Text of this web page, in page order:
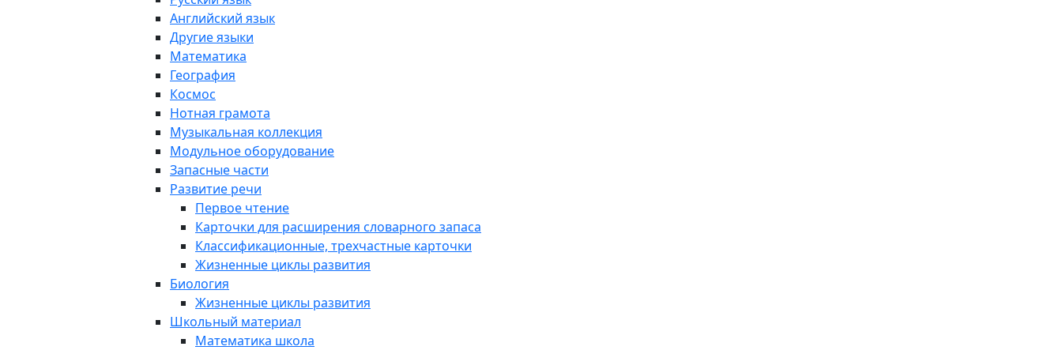
Английский язык
Другие языки
Математика
География
Космос
Нотная грамота
Музыкальная коллекция
Модульное оборудование
Запасные части
Развитие речи
Первое чтение
Карточки для расширения словарного запаса
Классификационные, трехчастные карточки
Жизненные циклы развития
Биология
Жизненные циклы развития
Школьный материал
Математика школа